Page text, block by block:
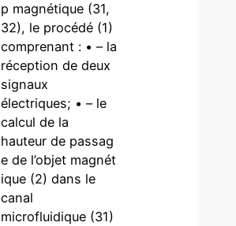
p magnétique (31,
32), le procédé (1)
comprenant : • – la
réception de deux
signaux
électriques; • – le
calcul de la
hauteur de passag
e de l’objet magnét
ique (2) dans le
canal
microfluidique (31)